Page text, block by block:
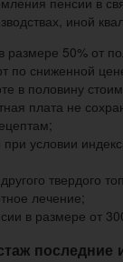
иной
размере 50% от
по сниженной
в половину
плата не
условии
твердого
лечение;
в размере от
последние